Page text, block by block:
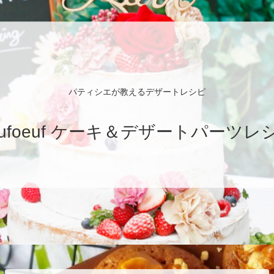
パティシエが教えるデザートレシピ
ケーキ＆デザートパーツレ